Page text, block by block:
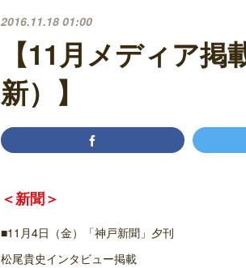
2016.11.18 01:00
【11月メディア
新）】
＜新聞＞
■11月4日（金）「神戸新聞」夕刊
松尾貴史インタビュー掲載